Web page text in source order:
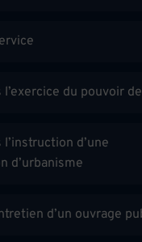
l’exercice du pouvoir
l’instruction d’une
d’urbanisme
d’un ouvrage